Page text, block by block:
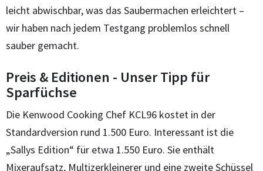
leicht abwischbar, was das Saubermachen erleichtert –
wir haben nach jedem Testgang problemlos schnell
sauber gemacht.
Preis & Editionen - Unser Tipp für
Sparfüchse
Die Kenwood Cooking Chef KCL96 kostet in der
Standardversion rund 1.500 Euro. Interessant ist die
„Sallys Edition“ für etwa 1.550 Euro. Sie enthält
Mixeraufsatz, Multizerkleinerer und eine zweite Schüssel